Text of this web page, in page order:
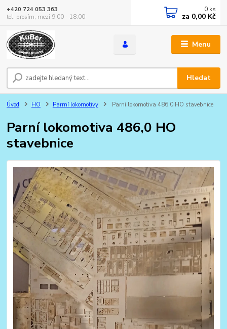
Menu
Hledat
+420 724 053 363
tel. prosím, mezi 9.00 - 18.00
0 ks
za 0,00 Kč
Úvod HO Parmí lokomotivy Parní lokomotiva 486,0 HO stavebnice
Parní lokomotiva 486,0 HO
stavebnice